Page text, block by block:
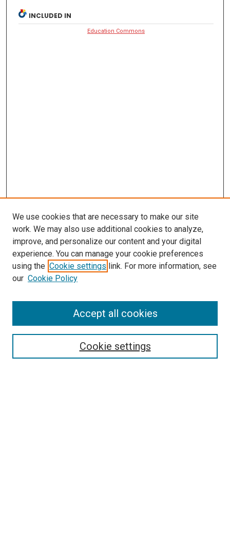
INCLUDED IN
Education Commons
We use cookies that are necessary to make our site
work. We may also use additional cookies to analyze,
improve, and personalize our content and your digital
experience. You can manage your cookie preferences
using the Cookie settings link. For more information, see
our Cookie Policy
Cookie settings
Accept all cookies